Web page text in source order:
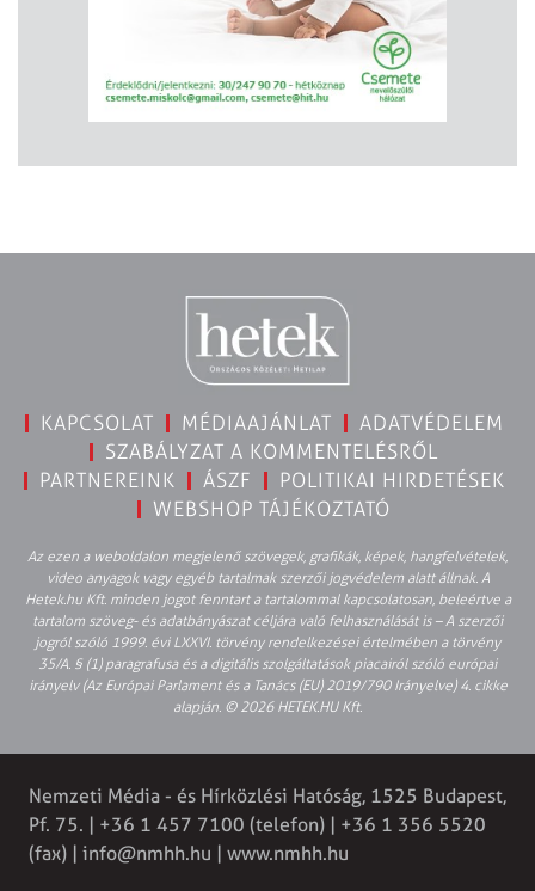
KAPCSOLAT MÉDIAAJÁNLAT
ADATVÉDELEM
SZABÁLYZAT A KOMMENTELÉSRŐL
PARTNEREINK
ÁSZF
POLITIKAI HIRDETÉSEK
WEBSHOP TÁJÉKOZTATÓ
Az ezen a weboldalon megjelenő szövegek, grafikák, képek, hangfelvételek,
video anyagok vagy egyéb tartalmak szerzői jogvédelem alatt állnak. A
Hetek.hu Kft. minden jogot fenntart a tartalommal kapcsolatosan, beleértve a
tartalom szöveg- és adatbányászat céljára való felhasználását is – A szerzői
jogról szóló 1999. évi LXXVI. törvény rendelkezései értelmében a törvény
35/A. § (1) paragrafusa és a digitális szolgáltatások piacairól szóló európai
irányelv (Az Európai Parlament és a Tanács (EU) 2019/790 Irányelve) 4. cikke
alapján. © 2026 HETEK.HU Kft.
Nemzeti Média - és Hírközlési Hatóság, 1525 Budapest,
Pf. 75. | +36 1 457 7100 (telefon) | +36 1 356 5520
(fax) | info@nmhh.hu | www.nmhh.hu